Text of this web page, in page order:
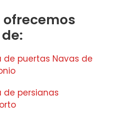
de puertas Navas de
de persianas